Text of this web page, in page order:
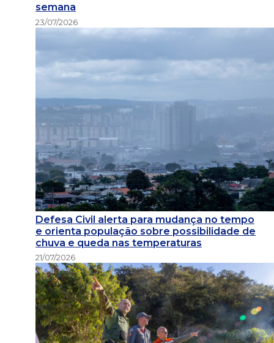
semana
23/07/2026
Defesa Civil alerta para mudança no tempo
e orienta população sobre possibilidade de
chuva e queda nas temperaturas
21/07/2026